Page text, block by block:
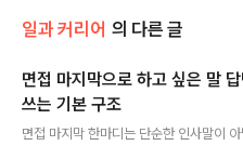
일과 커리어 의 다른 글
면접 마지막으로 하고 싶은 말
쓰는 기본 구조
면접 마지막 한마디는 단순한 인사말이 아